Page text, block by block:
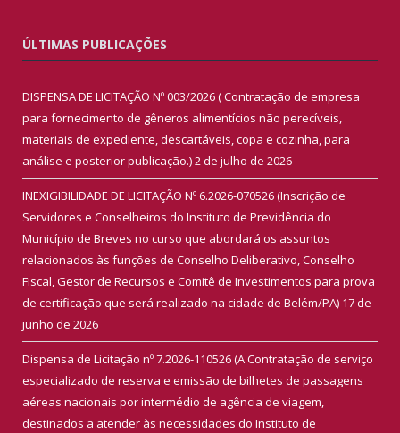
ÚLTIMAS PUBLICAÇÕES
DISPENSA DE LICITAÇÃO Nº 003/2026 ( Contratação de empresa
para fornecimento de gêneros alimentícios não perecíveis,
materiais de expediente, descartáveis, copa e cozinha, para
análise e posterior publicação.)2 de julho de 2026
INEXIGIBILIDADE DE LICITAÇÃO Nº 6.2026-070526 (Inscrição de
Servidores e Conselheiros do Instituto de Previdência do
Município de Breves no curso que abordará os assuntos
relacionados às funções de Conselho Deliberativo, Conselho
Fiscal, Gestor de Recursos e Comitê de Investimentos para prova
de certificação que será realizado na cidade de Belém/PA) 17 de
junho de 2026
Dispensa de Licitação nº 7.2026-110526 (A Contratação de serviço
especializado de reserva e emissão de bilhetes de passagens
aéreas nacionais por intermédio de agência de viagem,
destinados a atender às necessidades do Instituto de